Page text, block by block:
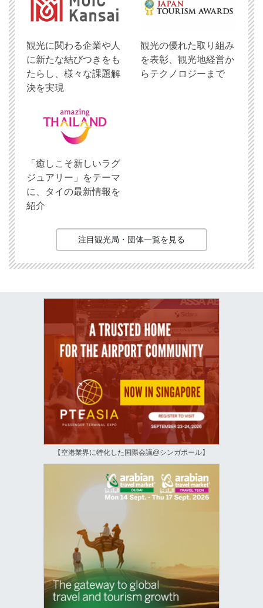
観光に関わる企業や人
に新たな結びつきをも
たらし、様々な課題解
決を実現
観光の優れた取り組み
を表彰、観光地経営か
らテクノロジーまで
「癒しこそ新しいラグ
ジュアリー」をテーマ
に、タイの最新情報を
紹介
注目観光局・団体一覧を見る
【空港業界に特化した国際会議@シンガポール】